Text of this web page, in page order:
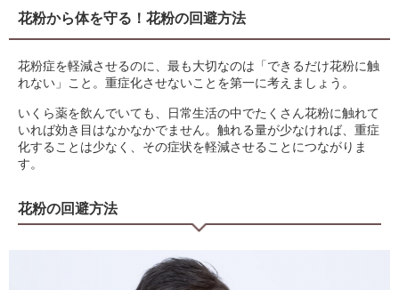
花粉から体を守る！花粉の回避方法
花粉症を軽減させるのに、最も大切なのは「できるだけ花粉に触
れない」こと。重症化させないことを第一に考えましょう。
いくら薬を飲んでいても、日常生活の中でたくさん花粉に触れて
いれば効き目はなかなかでません。触れる量が少なければ、重症
化することは少なく、その症状を軽減させることにつながりま
す。
花粉の回避方法